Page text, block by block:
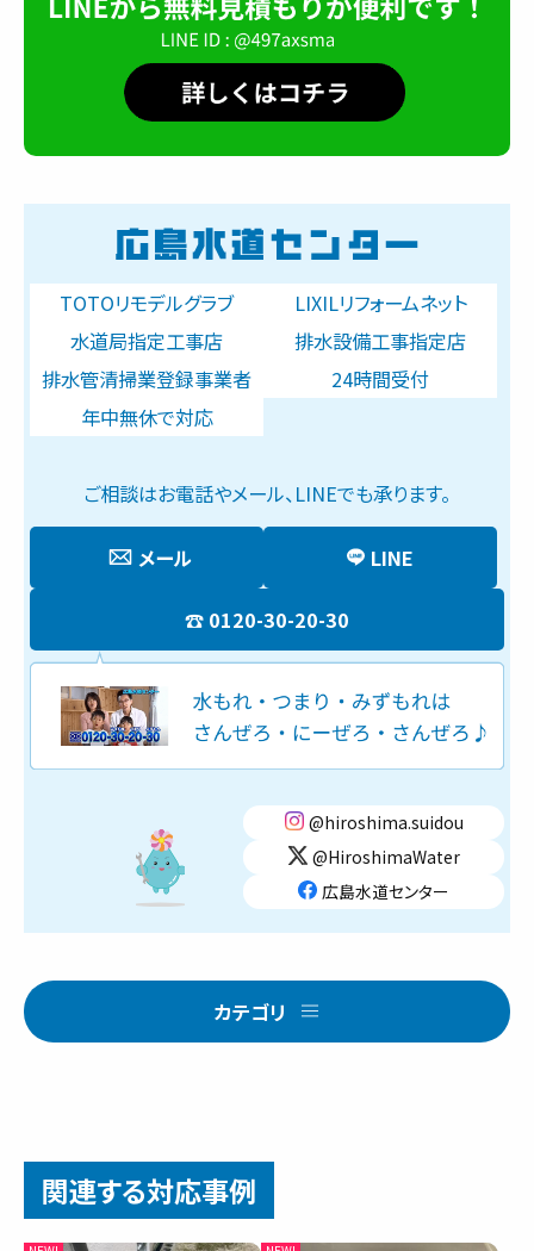
TOTOリモデルグラブ
LIXILリフォームネット
水道局指定工事店
排水設備工事指定店
排水管清掃業登録事業者
24時間受付
年中無休で対応
ご相談はお電話やメール、LINEでも承ります。
0120-30-20-30
メール LINE
@hiroshima.suidou
@HiroshimaWater
広島水道センター
カテゴリ
関連する対応事例